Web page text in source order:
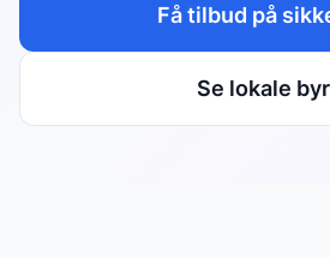
Få tilbud på
Se lokale